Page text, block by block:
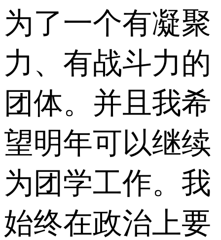
为了一个有凝聚
力、有战斗力的
团体。并且我希
望明年可以继续
为团学工作。我
始终在政治上要